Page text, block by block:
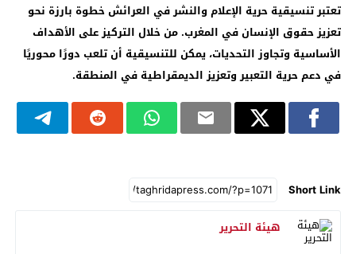
تعتبر تنسيقية حرية الإعلام والنشر في العرائش خطوة بارزة نحو
تعزيز حقوق الإنسان في المغرب. من خلال التركيز على الأهداف
الأساسية وتجاوز التحديات، يمكن للتنسيقية أن تلعب دورًا محوريًا
في دعم حرية التعبير وتعزيز الديمقراطية في المنطقة.
Short Link
هيئة التحرير